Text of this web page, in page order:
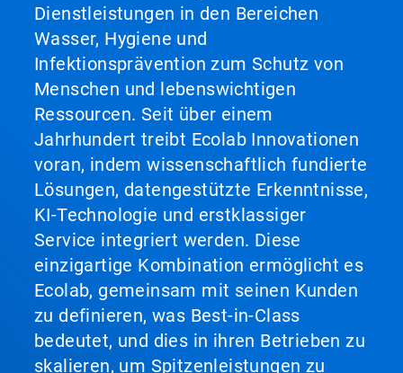
Dienstleistungen in den Bereichen
Wasser, Hygiene und
Infektionsprävention zum Schutz von
Menschen und lebenswichtigen
Ressourcen. Seit über einem
Jahrhundert treibt Ecolab Innovationen
voran, indem wissenschaftlich fundierte
Lösungen, datengestützte Erkenntnisse,
KI-Technologie und erstklassiger
Service integriert werden. Diese
einzigartige Kombination ermöglicht es
Ecolab, gemeinsam mit seinen Kunden
zu definieren, was Best-in-Class
bedeutet, und dies in ihren Betrieben zu
skalieren, um Spitzenleistungen zu